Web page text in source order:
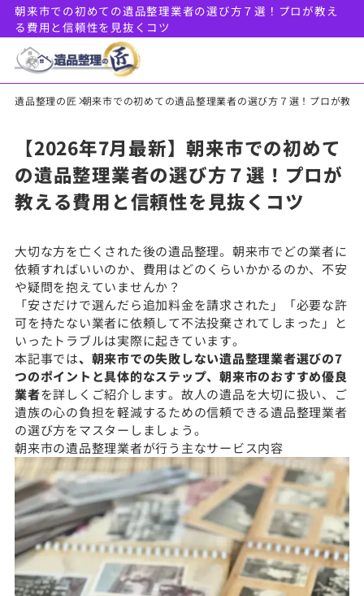
朝来市での初めての遺品整理業者の選び方７選！プロが教え
る費用と信頼性を見抜くコツ
遺品整理の匠 朝来市での初めての遺品整理業者の選び方７選！プロが教
【2026年7月最新】朝来市での初めて
の遺品整理業者の選び方７選！プロが
教える費用と信頼性を見抜くコツ
大切な方を亡くされた後の遺品整理。朝来市でどの業者に
依頼すればいいのか、費用はどのくらいかかるのか、不安
や疑問を抱えていませんか？
「安さだけで選んだら追加料金を請求された」「必要な許
可を持たない業者に依頼して不法投棄されてしまった」と
いったトラブルは実際に起きています。
本記事では、朝来市での失敗しない遺品整理業者選びの7
つのポイントと具体的なステップ、朝来市のおすすめ優良
業者を詳しくご紹介します。故人の遺品を大切に扱い、ご
遺族の心の負担を軽減するための信頼できる遺品整理業者
の選び方をマスターしましょう。
朝来市の遺品整理業者が行う主なサービス内容